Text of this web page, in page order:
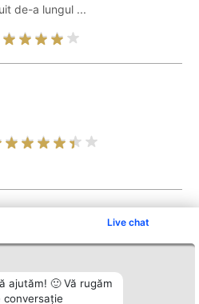
Live chat
ajutăm! 🙂 Vă rugăm
conversație
de-a lungul ...
Dorobanți
printr-un concept
elementele de cafenea